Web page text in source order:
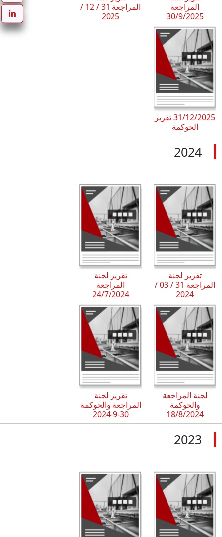
المراجعة
30/9/2025
المراجعة 31 / 12 /
2025
31/12/2025 تقرير
الحوكمة
2024
تقرير لجنة
المراجعة 31 / 03 /
2024
تقرير لجنة
المراجعة
24/7/2024
لجنة المراجعة
والحوكمة
18/8/2024
تقرير لجنة
المراجعة والحوكمة
30-9-2024
2023